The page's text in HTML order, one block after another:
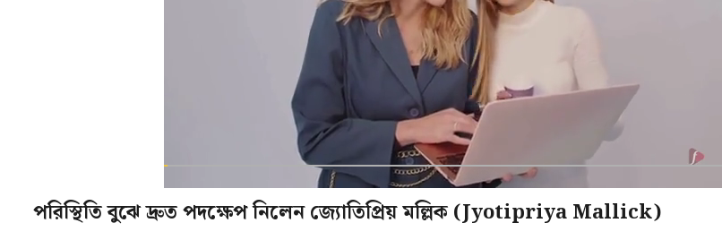
পরিস্থিতি বুঝে দ্রুত পদক্ষেপ নিলেন জ্যোতিপ্রিয় মল্লিক (Jyotipriya Mallick)